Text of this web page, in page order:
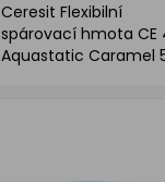
Ceresit Flexibilní
spárovací hmota CE
Aquastatic Caramel